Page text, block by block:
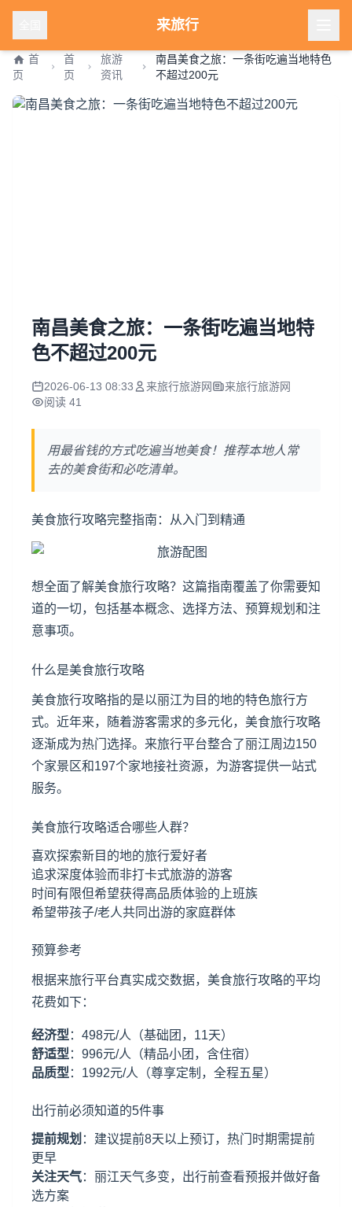
来旅行
首
页
首
页
旅游
资讯
南昌美食之旅：一条街吃遍当地特色
不超过200元
南昌美食之旅：一条街吃遍当地特
色不超过200元
2026-06-13 08:33 来旅行旅游网
来旅行旅游网
阅读 41
用最省钱的方式吃遍当地美食！推荐本地人常
去的美食街和必吃清单。
美食旅行攻略完整指南：从入门到精通
想全面了解美食旅行攻略？这篇指南覆盖了你需要知
道的一切，包括基本概念、选择方法、预算规划和注
意事项。
什么是美食旅行攻略
美食旅行攻略指的是以丽江为目的地的特色旅行方
式。近年来，随着游客需求的多元化，美食旅行攻略
逐渐成为热门选择。来旅行平台整合了丽江周边150
个家景区和197个家地接社资源，为游客提供一站式
服务。
美食旅行攻略适合哪些人群？
喜欢探索新目的地的旅行爱好者
追求深度体验而非打卡式旅游的游客
时间有限但希望获得高品质体验的上班族
希望带孩子/老人共同出游的家庭群体
预算参考
根据来旅行平台真实成交数据，美食旅行攻略的平均
花费如下：
经济型 ：498元/人（基础团，11天）
舒适型 ：996元/人（精品小团，含住宿）
品质型 ：1992元/人（尊享定制，全程五星）
出行前必须知道的5件事
提前规划 ：建议提前8天以上预订，热门时期需提前
更早
关注天气：丽江天气多变，出行前查看预报并做好备
选方案